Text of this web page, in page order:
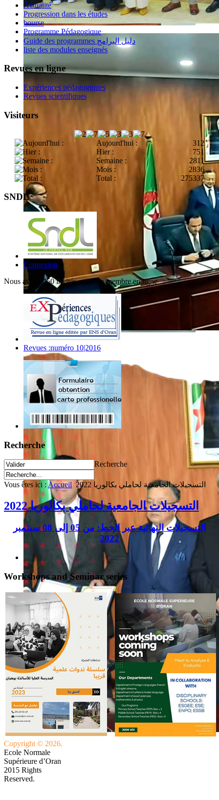
Actualité
Progression dans les études
bourse
Programme Pédagogique
Guide des programmes دليل البرامج
liste des modules enseignés
Revues en ligne
Expériences pédagogiques
Revues scientifiques
Visiteurs
Aujourd'hui :
312
Hier :
751
Semaine :
2811
Mois :
2836
Total :
275337
SNDL
Connexion
Nous avons 450 invités et aucun membre en ligne
Revues :numéro 10|2016
Recherche
Recherche
Vous êtes ici :Accueil التسجيلات الجامعية لحاملي بكالوريا 2022
التسجيلات الجامعية لحاملي بكالوريا 2022
التسجيلات النهائية عبر الخط: من 05 إلى 08 سبتمبر
2022
Workshops and Seminar series
Copyright © 2026.
Ecole Normale
Supérieure d’Oran
2015 Rights
Reserved.